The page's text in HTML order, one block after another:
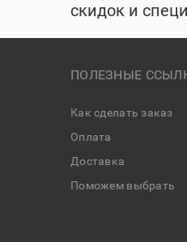
скидок и
ПОЛЕЗНЫЕ
Как сделать заказ
Оплата
Доставка
Поможем выбрать